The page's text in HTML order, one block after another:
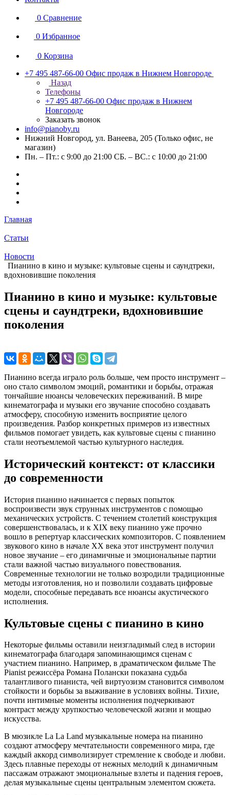
0 Сравнение
0 Избранное
0 Корзина
+7 495 487-66-00 Офис продаж в Нижнем Новгороде
Назад
Телефоны
+7 495 487-66-00 Офис продаж в Нижнем
Новгороде
Заказать звонок
info@pianoby.ru
Нижний Новгород, ул. Ванеева, 205 (Только офис, не
магазин)
Пн. – Пт.: с 9:00 до 21:00 СБ. – ВС.: с 10:00 до 21:00
Главная
Статьи
Новости
Пианино в кино и музыке: культовые сцены и саундтреки,
вдохновившие поколения
Пианино в кино и музыке: культовые
сцены и саундтреки, вдохновившие
поколения
Пианино всегда играло роль больше, чем просто инструмент –
оно стало символом эмоций, романтики и борьбы, отражая
тончайшие нюансы человеческих переживаний. В мире
кинематографа и музыки его звучание способно создавать
атмосферу, способную изменить восприятие целого
произведения. Разбор конкретных примеров из известных
фильмов помогает увидеть, как культовые сцены с пианино
стали неотъемлемой частью культурного наследия.
Исторический контекст: от классики
до современности
История пианино начинается с первых попыток
воспроизвести звук струнных инструментов с помощью
механических устройств. С течением столетий конструкция
совершенствовалась, и к XIX веку пианино уже прочно
вошло в репертуар классических композиторов. С появлением
звукового кино в начале XX века этот инструмент получил
новое звучание – его динамичные и эмоциональные партии
стали важной частью визуального повествования.
Современные технологии не только возродили традиционные
методы изготовления, но и позволили создавать цифровые
модели, способные передавать все нюансы акустического
исполнения.
Культовые сцены с пианино в кино
Некоторые фильмы оставили неизгладимый след в истории
кинематографа благодаря запоминающимся сценам с
участием пианино. Например, в драматическом фильме The
Pianist режиссёра Романа Полански показана судьба
талантливого пианиста, чей виртуозизм становится символом
стойкости и борьбы за выживание в условиях войны. Тихие,
почти интимные моменты исполнения подчеркивают
контраст между хрупкостью человеческой жизни и мощью
искусства.
В мюзикле La La Land музыкальные номера на пианино
создают атмосферу мечтательности современного мира, где
каждый аккорд символизирует стремление к свободе и любви.
Здесь плавные переходы от нежных мелодий к динамичным
пассажам отражают эмоциональные взлеты и падения героев,
делая музыкальные сцены центральным элементом сюжета.